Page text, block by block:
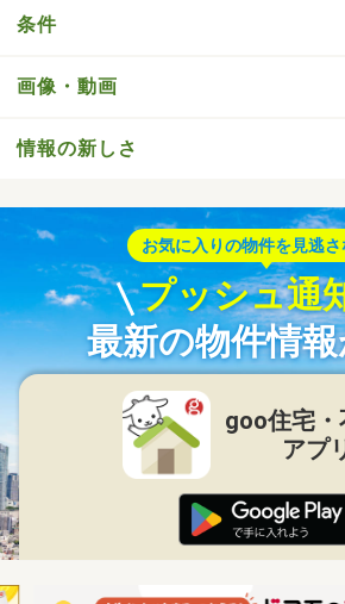
条件
画像・動画
情報の新しさ
お気に入りの物件を見逃さ
プッシュ通
最新の物件情
goo住宅・
アプ